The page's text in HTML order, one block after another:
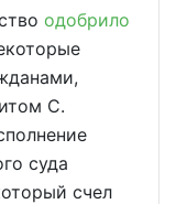
одобрило
С.
суда
счел